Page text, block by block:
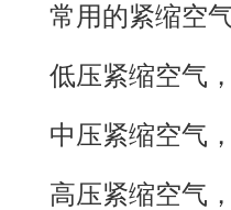
常用的紧缩空
低压紧缩空气
中压紧缩空气
高压紧缩空气